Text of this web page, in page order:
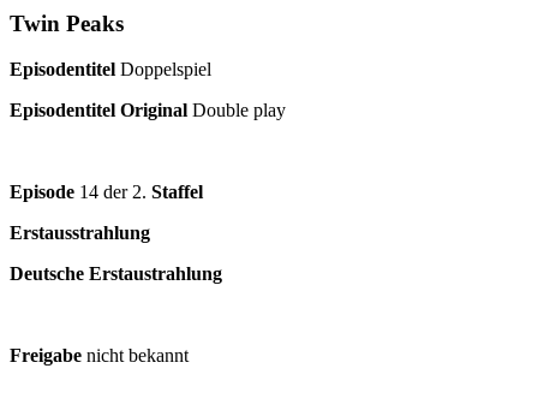
Twin Peaks
Episodentitel Doppelspiel
Episodentitel Original Double play
Episode 14 der 2. Staffel
Erstausstrahlung
Deutsche Erstaustrahlung
Freigabe nicht bekannt